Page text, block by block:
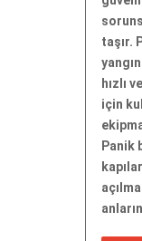
taşır.
hızlı
için
Panik